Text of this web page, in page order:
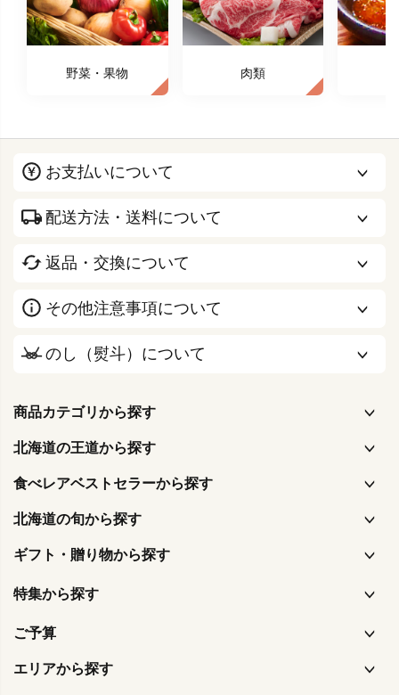
野菜・果物 肉類
お支払いについて
配送方法・送料について
返品・交換について
その他注意事項について
のし（熨斗）について
商品カテゴリから探す
北海道の王道から探す
食べレアベストセラーから探す
北海道の旬から探す
ギフト・贈り物から探す
特集から探す
ご予算
エリアから探す